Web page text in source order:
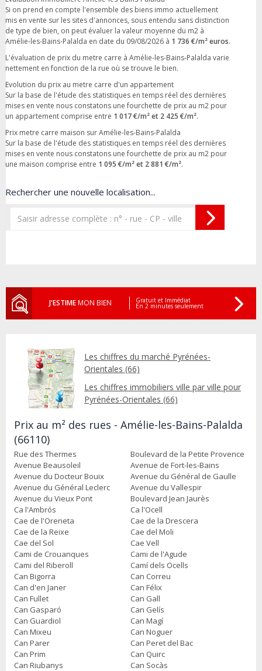
Si on prend en compte l'ensemble des biens immo actuellement
mis en vente sur les sites d'annonces, sous entendu sans distinction
de type de bien, on peut évaluer la valeur moyenne du m2 à
Amélie-les-Bains-Palalda en date du 09/08/2026 à 1 736 €/m² euros.
L'évaluation de prix du metre carre à Amélie-les-Bains-Palalda varie
nettement en fonction de la rue où se trouve le bien.
Evolution du prix au metre carre d'un appartement
Sur la base de l'étude des statistiques en temps réel des dernières
mises en vente nous constatons une fourchette de prix au m2 pour
un appartement comprise entre 1 017 €/m² et 2 425 €/m².
Prix metre carre maison sur Amélie-les-Bains-Palalda
Sur la base de l'étude des statistiques en temps réel des dernières
mises en vente nous constatons une fourchette de prix au m2 pour
une maison comprise entre 1 095 €/m² et 2 881 €/m².
Rechercher une nouvelle localisation...
J'ESTIMEMON BIEN Gratuit et Immédiat
En 2 minutes seulement
Les chiffres du marché Pyrénées-
Orientales (66)
Les chiffres immobiliers ville par ville pour
Pyrénées-Orientales (66)
Prix au m² des rues - Amélie-les-Bains-Palalda
(66110)
Rue des Thermes
Boulevard de la Petite Provence
Avenue Beausoleil
Avenue de Fort-les-Bains
Avenue du Docteur Bouix
Avenue du Général de Gaulle
Avenue du Général Leclerc
Avenue du Vallespir
Avenue du Vieux Pont
Boulevard Jean Jaurès
Ca l'Ambrós
Ca l'Ocell
Cae de l'Oreneta
Cae de la Drescera
Cae de la Reixe
Cae del Moli
Cae del Sol
Cae Vell
Cami de Crouanques
Cami de l'Agude
Cami del Riberoll
Camí dels Ocells
Can Bigorra
Can Correu
Can d'en Janer
Can Félix
Can Fullet
Can Gall
Can Gasparó
Can Gelís
Can Guardiol
Can Magí
Can Mixeu
Can Noguer
Can Parer
Can Peret del Bac
Can Prim
Can Quirc
Can Riubanys
Can Socàs